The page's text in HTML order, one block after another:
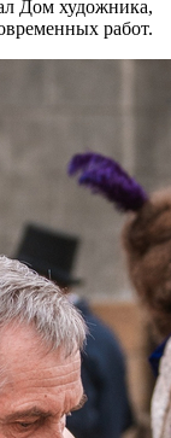
Дом художника,
работ.